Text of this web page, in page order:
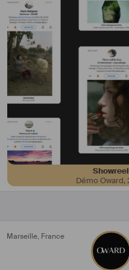
Showreel
Démo Oward,
Marseille, France
Notre équipe est
👋 Romain : réalisateur et
👋 Dimitri : directeur
fondateur
👋 Vincent :
👋 Sophie : responsable
Vous pouvez aussi nous écrire à